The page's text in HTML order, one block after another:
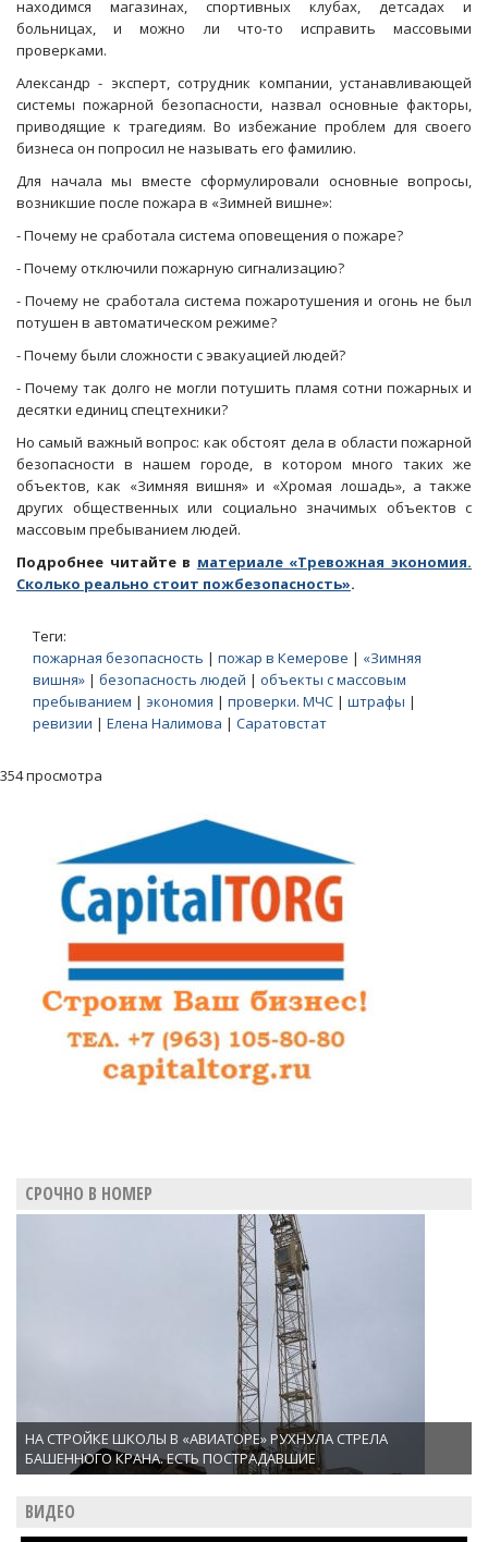
находимся магазинах, спортивных клубах, детсадах и
больницах, и можно ли что-то исправить массовыми
проверками.
Александр - эксперт, сотрудник компании, устанавливающей
системы пожарной безопасности, назвал основные факторы,
приводящие к трагедиям. Во избежание проблем для своего
бизнеса он попросил не называть его фамилию.
Для начала мы вместе сформулировали основные вопросы,
возникшие после пожара в «Зимней вишне»:
- Почему не сработала система оповещения о пожаре?
- Почему отключили пожарную сигнализацию?
- Почему не сработала система пожаротушения и огонь не был
потушен в автоматическом режиме?
- Почему были сложности с эвакуацией людей?
- Почему так долго не могли потушить пламя сотни пожарных и
десятки единиц спецтехники?
Но самый важный вопрос: как обстоят дела в области пожарной
безопасности в нашем городе, в котором много таких же
объектов, как «Зимняя вишня» и «Хромая лошадь», а также
других общественных или социально значимых объектов с
массовым пребыванием людей.
Подробнее читайте в материале «Тревожная экономия.
Сколько реально стоит пожбезопасность».
Теги:
пожарная безопасность | пожар в Кемерове | «Зимняя
вишня» | безопасность людей | объекты с массовым
пребыванием | экономия | проверки. МЧС | штрафы |
ревизии | Елена Налимова | Саратовстат
354 просмотра
СРОЧНО В НОМЕР
НА СТРОЙКЕ ШКОЛЫ В «АВИАТОРЕ» РУХНУЛА СТРЕЛА
БАШЕННОГО КРАНА. ЕСТЬ ПОСТРАДАВШИЕ
ВИДЕО